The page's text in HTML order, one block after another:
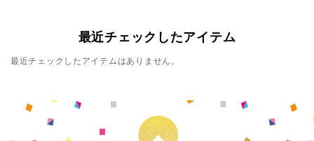
最近チェックしたアイテム
最近チェックしたアイテムはありません。